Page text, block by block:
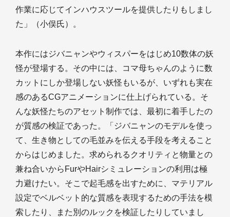
作業に応じてインハウスツールを提供したりもしまし
た」（小俣氏）。
本作にはジバニャンやウィスパーをはじめ10数体の妖
怪が登場する。その中には、コマ母ちゃんのように数
カットにしか登場しない妖怪もいるが、いずれも実在
感のあるCGアニメーションに仕上げられている。そ
んな妖怪たちのアセット制作では、最初に着手したの
が質感の検証であった。「ジバニャンのモデルを使っ
て、生き物としての毛並みを伝える手段を考えること
からはじめました。求められるクオリティと物量との
兼ね合いからFurやHairシミュレーションの利用は極
力避けたい。そこで起毛感を出すために、マテリアル
設定でベルベット的な質感を表現するための手法を模
索したり、また別のルックを検証したりしていまし